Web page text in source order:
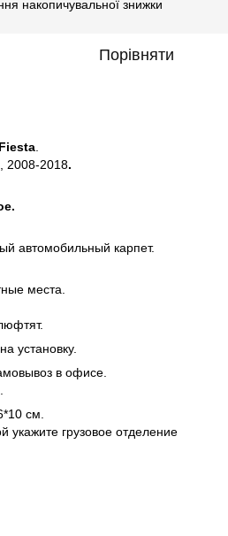
накопичувальної знижки
Порівняти
2008-2018.
автомобильный карпет.
места.
установку.
в офисе.
см.
укажите грузовое отделение